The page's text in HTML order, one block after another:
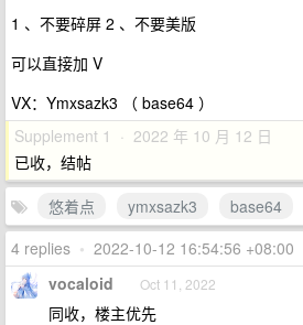
1 、不要碎屏 2 、不要美版
可以直接加 V
VX：Ymxsazk3 （ base64 ）
Supplement 1 · 2022 年 10 月 12 日
已收，结帖
悠着点
ymxsazk3 base64
4 replies • 2022-10-12 16:54:56 +08:00
vocaloid Oct 11, 2022
同收，楼主优先